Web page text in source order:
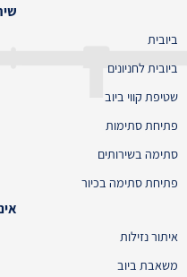
ביובית
ביובית לחניונים
שטיפת קווי ביוב
פתיחת סתימות
סתימה בשירותים
פתיחת סתימה בכיור
איתור נזילות
משאבת ביוב